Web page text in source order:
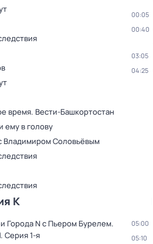
время. Вести-Башкортостан
ему в голову
Владимиром Соловьёвым
00:05
00:40
03:05
04:25
К
Города N с Пьером Бурелем.
. Серия 1-я
05:00
05:10